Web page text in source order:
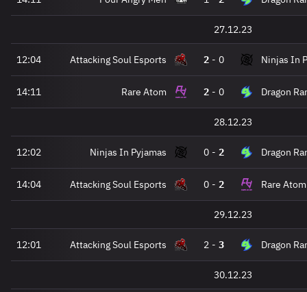
27.12.23
12:04 Attacking Soul Esports 2 - 0 Ninjas In
14:11 Rare Atom 2 - 0 Dragon
28.12.23
12:02 Ninjas In Pyjamas 0 - 2 Dragon
14:04 Attacking Soul Esports 0 - 2 Rare Atom
29.12.23
12:01 Attacking Soul Esports 2 - 3 Dragon
30.12.23